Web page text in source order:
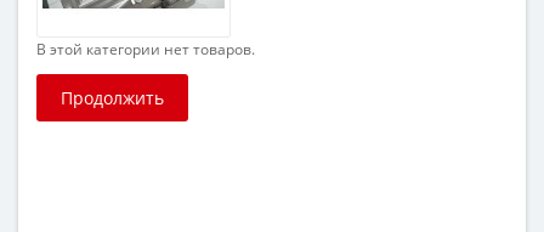
В этой категории нет товаров.
Продолжить